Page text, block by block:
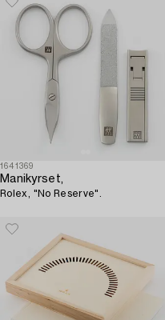
1641369
Manikyrset,
Rolex, "No Reserve".